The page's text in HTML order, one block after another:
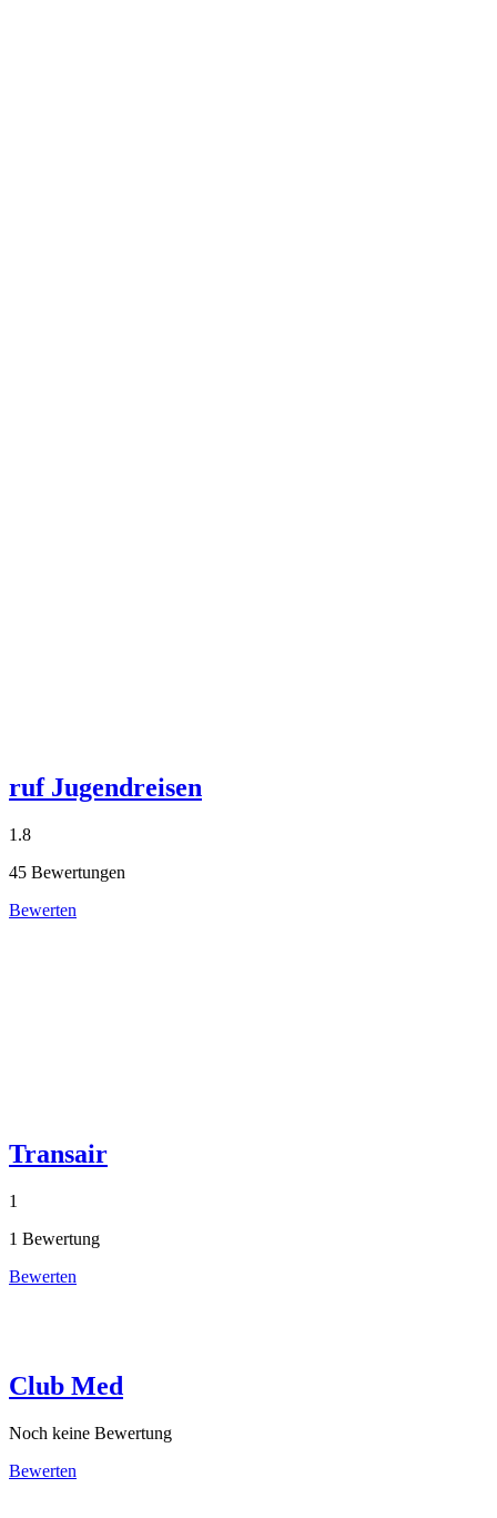
ruf Jugendreisen
1.8
45 Bewertungen
Bewerten
Transair
1
1 Bewertung
Bewerten
Club Med
Noch keine Bewertung
Bewerten